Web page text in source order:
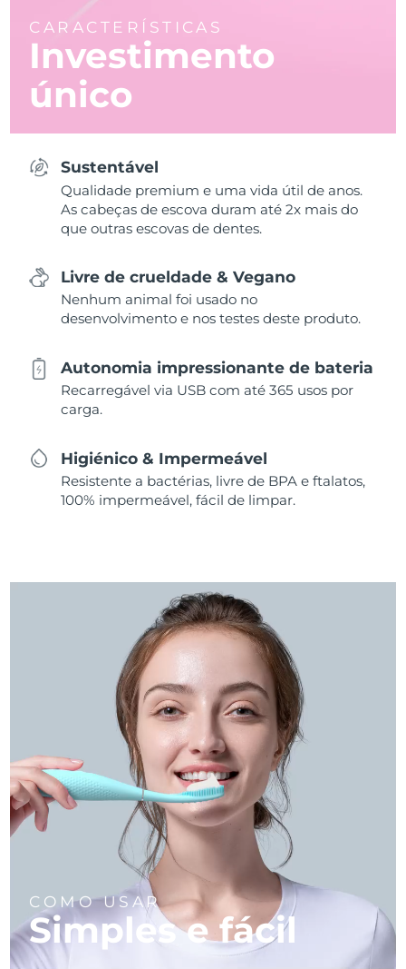
CARACTERÍSTICAS
Investimento
único
Sustentável
Qualidade premium e uma vida útil de anos.
As cabeças de escova duram até 2x mais do
que outras escovas de dentes.
Livre de crueldade & Vegano
Nenhum animal foi usado no
desenvolvimento e nos testes deste produto.
Autonomia impressionante de bateria
Recarregável via USB com até 365 usos por
carga.
Higiénico & Impermeável
Resistente a bactérias, livre de BPA e ftalatos,
100% impermeável, fácil de limpar.
COMO USAR
Simples e fácil